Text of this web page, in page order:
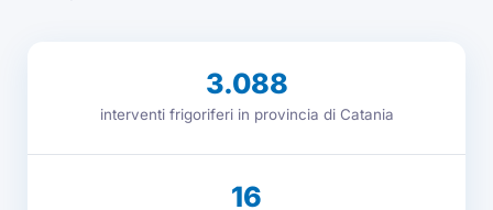
3.088
interventi frigoriferi in provincia di Catania
16